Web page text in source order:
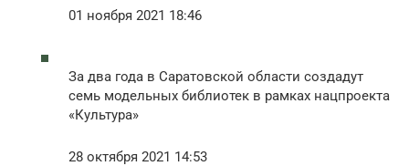
01 ноября 2021 18:46
За два года в Саратовской области создадут
семь модельных библиотек в рамках нацпроекта
«Культура»
28 октября 2021 14:53